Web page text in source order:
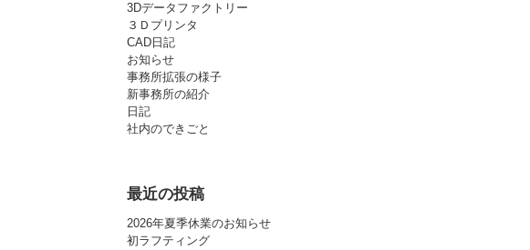
3Dデータファクトリー
３Ｄプリンタ
CAD日記
お知らせ
事務所拡張の様子
新事務所の紹介
日記
社内のできごと
最近の投稿
2026年夏季休業のお知らせ
初ラフティング